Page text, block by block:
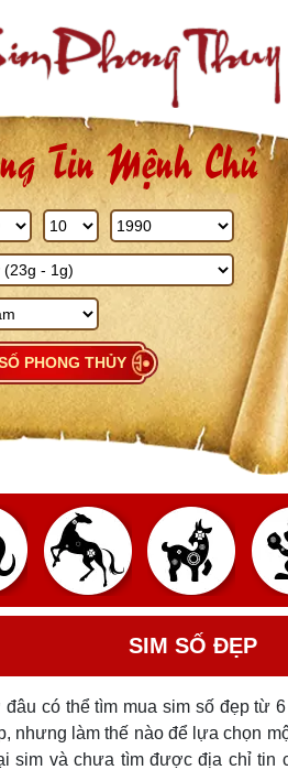
Tin Mệnh Chủ
PHONG THỦY
SIM SỐ ĐẸP
có thể tìm mua sim số đẹp từ
nhưng làm thế nào để lựa chọn
sim và chưa tìm được địa chỉ tin